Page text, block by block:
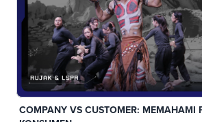
COMPANY VS CUSTOMER: MEMAHAMI